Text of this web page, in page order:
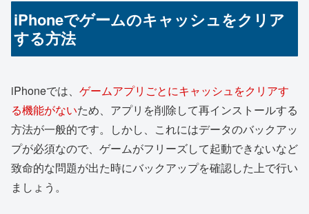
iPhoneでゲームのキャッシュをクリア
する方法
iPhoneでは、 ゲームアプリごとにキャッシュをクリアす
る機能がないため、アプリを削除して再インストールする
方法が一般的です。しかし、これにはデータのバックアッ
プが必須なので、ゲームがフリーズして起動できないなど
致命的な問題が出た時にバックアップを確認した上で行い
ましょう。